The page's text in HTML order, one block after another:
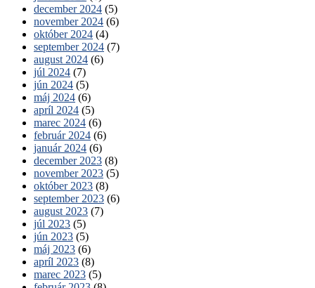
december 2024 (5)
november 2024 (6)
október 2024 (4)
september 2024 (7)
august 2024 (6)
júl 2024 (7)
jún 2024 (5)
máj 2024 (6)
apríl 2024 (5)
marec 2024 (6)
február 2024 (6)
január 2024 (6)
december 2023 (8)
november 2023 (5)
október 2023 (8)
september 2023 (6)
august 2023 (7)
júl 2023 (5)
jún 2023 (5)
máj 2023 (6)
apríl 2023 (8)
marec 2023 (5)